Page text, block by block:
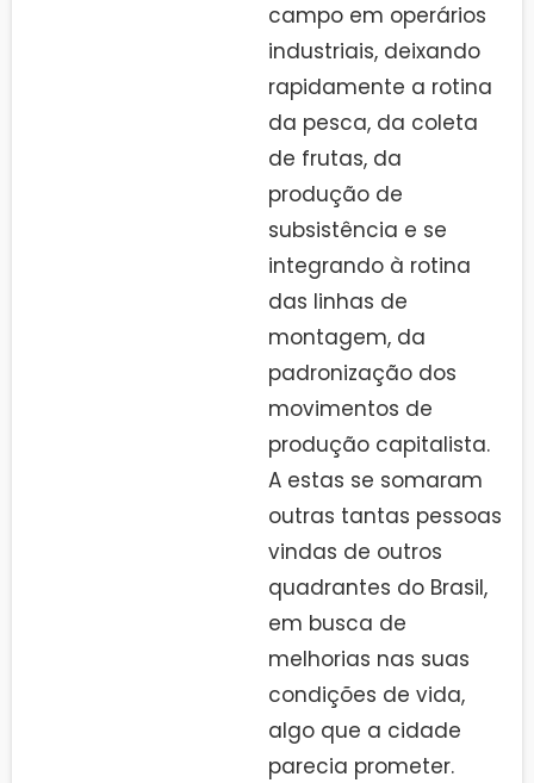
campo em operários
industriais, deixando
rapidamente a rotina
da pesca, da coleta
de frutas, da
produção de
subsistência e se
integrando à rotina
das linhas de
montagem, da
padronização dos
movimentos de
produção capitalista.
A estas se somaram
outras tantas pessoas
vindas de outros
quadrantes do Brasil,
em busca de
melhorias nas suas
condições de vida,
algo que a cidade
parecia prometer.